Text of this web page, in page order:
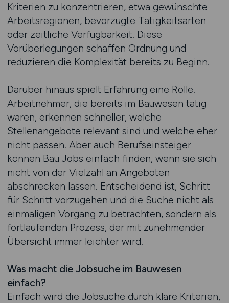
Kriterien zu konzentrieren, etwa gewünschte
Arbeitsregionen, bevorzugte Tätigkeitsarten
oder zeitliche Verfügbarkeit. Diese
Vorüberlegungen schaffen Ordnung und
reduzieren die Komplexität bereits zu Beginn.
Darüber hinaus spielt Erfahrung eine Rolle.
Arbeitnehmer, die bereits im Bauwesen tätig
waren, erkennen schneller, welche
Stellenangebote relevant sind und welche eher
nicht passen. Aber auch Berufseinsteiger
können Bau Jobs einfach finden, wenn sie sich
nicht von der Vielzahl an Angeboten
abschrecken lassen. Entscheidend ist, Schritt
für Schritt vorzugehen und die Suche nicht als
einmaligen Vorgang zu betrachten, sondern als
fortlaufenden Prozess, der mit zunehmender
Übersicht immer leichter wird.
Was macht die Jobsuche im Bauwesen
einfach?
Einfach wird die Jobsuche durch klare Kriterien,